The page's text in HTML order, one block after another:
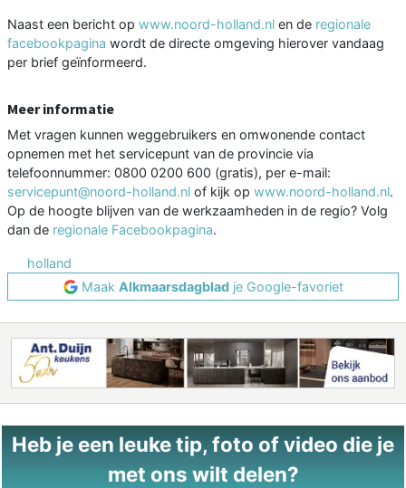
Naast een bericht op www.noord-holland.nl en de regionale
facebookpagina wordt de directe omgeving hierover vandaag
per brief geïnformeerd.
Meer informatie
Met vragen kunnen weggebruikers en omwonende contact
opnemen met het servicepunt van de provincie via
telefoonnummer: 0800 0200 600 (gratis), per e-mail:
servicepunt@noord-holland.nl of kijk op www.noord-holland.nl.
Op de hoogte blijven van de werkzaamheden in de regio? Volg
dan de regionale Facebookpagina.
holland
Maak Alkmaarsdagbladje Google-favoriet
Heb je een leuke tip, foto of video die je
met ons wilt delen?